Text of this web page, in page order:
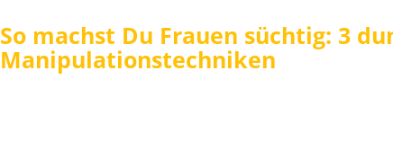
So machst Du Frauen süchtig: 3
Manipulationstechniken